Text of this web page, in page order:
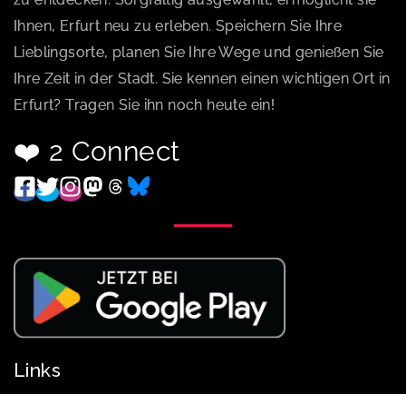
Ihnen, Erfurt neu zu erleben. Speichern Sie Ihre
Lieblingsorte, planen Sie Ihre Wege und genießen Sie
Ihre Zeit in der Stadt. Sie kennen einen wichtigen Ort in
Erfurt? Tragen Sie ihn noch heute ein!
❤️ 2 Connect
Links